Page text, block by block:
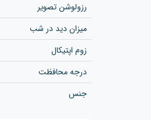
رزولوشن تصویر
میزان دید در شب
زوم اپتیکال
درجه محافظت
جنس